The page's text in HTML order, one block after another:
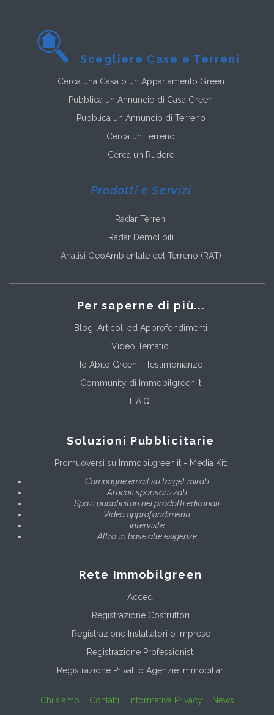
Scegliere Case e Terreni
Cerca una Casa o un Appartamento Green
Pubblica un Annuncio di Casa Green
Pubblica un Annuncio di Terreno
Cerca un Terreno
Cerca un Rudere
Prodotti e Servizi
Radar Terreni
Radar Demolibili
Analisi GeoAmbientale del Terreno (RAT)
Per saperne di più...
Blog, Articoli ed Approfondimenti
Video Tematici
Io Abito Green - Testimonianze
Community di Immobilgreen.it
F.A.Q.
Soluzioni Pubblicitarie
Promuoversi su Immobilgreen.it - Media Kit:
Campagne email su target mirati
Articoli sponsorizzati
Spazi pubblicitari nei prodotti editoriali
Video approfondimenti
Interviste
Altro, in base alle esigenze
Rete Immobilgreen
Accedi
Registrazione Costruttori
Registrazione Installatori o Imprese
Registrazione Professionisti
Registrazione Privati o Agenzie Immobiliari
Chi siamo Contatti Informativa Privacy News